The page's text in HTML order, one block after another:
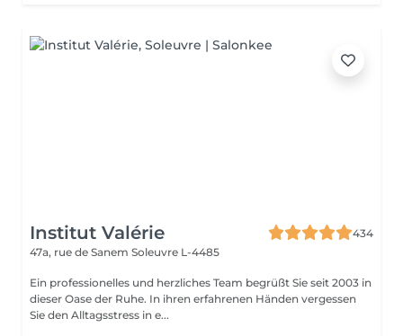
Institut Valérie
434
47a, rue de Sanem Soleuvre L-4485
Ein professionelles und herzliches Team begrüßt Sie seit 2003 in
dieser Oase der Ruhe. In ihren erfahrenen Händen vergessen
Sie den Alltagsstress in e...